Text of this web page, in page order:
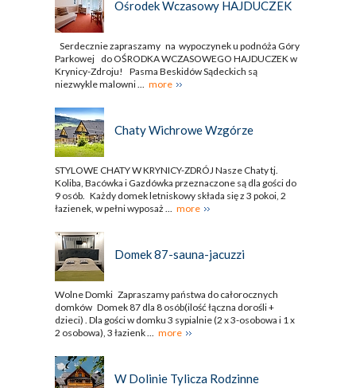
Ośrodek Wczasowy HAJDUCZEK
Serdecznie zapraszamy na wypoczynek u podnóża Góry
Parkowej do OŚRODKA WCZASOWEGO HAJDUCZEK w
Krynicy-Zdroju! Pasma Beskidów Sądeckich są
niezwykle malowni ... more
Chaty Wichrowe Wzgórze
STYLOWE CHATY W KRYNICY-ZDRÓJ Nasze Chaty tj.
Koliba, Bacówka i Gazdówka przeznaczone są dla gości do
9 osób. Każdy domek letniskowy składa się z 3 pokoi, 2
łazienek, w pełni wyposaż ... more
Domek 87-sauna-jacuzzi
Wolne Domki Zapraszamy państwa do całorocznych
domków Domek 87 dla 8 osób(ilość łączna dorośli +
dzieci) . Dla gości w domku 3 sypialnie (2 x 3-osobowa i 1 x
2 osobowa), 3 łazienk ... more
W Dolinie Tylicza Rodzinne